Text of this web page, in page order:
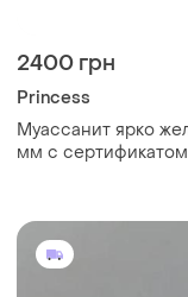
2400 грн
Princess
Муассанит ярко желтый 4.5
мм с сертификатом